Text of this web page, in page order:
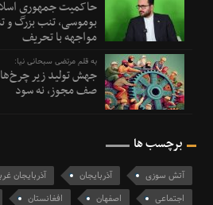
حاکمیت جمهوری
بوموسی، تنب بزرگ
مواجهه با تحریف
به قلم مرتضی سبحانی نیا:
جهش تولید زیر
صف مجوز، نه سود
برچسب ها
آتش سوزی آذربایجان آذربایجان
اجتماعی
اصفهان افغانستان